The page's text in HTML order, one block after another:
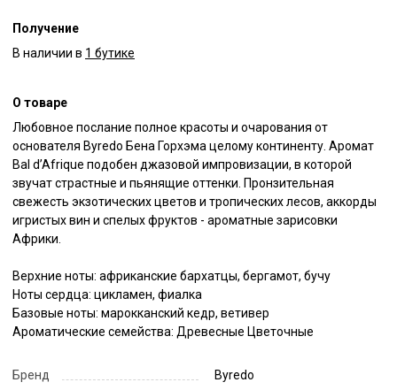
Получение
В наличии в 1 бутике
О товаре
Любовное послание полное красоты и очарования от
основателя Byredo Бена Горхэма целому континенту. Аромат
Bal d’Afrique подобен джазовой импровизации, в которой
звучат страстные и пьянящие оттенки. Пронзительная
свежесть экзотических цветов и тропических лесов, аккорды
игристых вин и спелых фруктов - ароматные зарисовки
Африки.
Верхние ноты: африканские бархатцы, бергамот, бучу
Ноты сердца: цикламен, фиалка
Базовые ноты: марокканский кедр, ветивер
Ароматические семейства: Древесные Цветочные
Бренд
Byredo